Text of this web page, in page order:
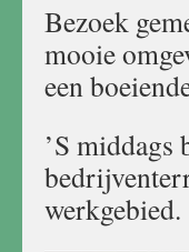
Bezoek
mooie
een
’S
werkgebied.